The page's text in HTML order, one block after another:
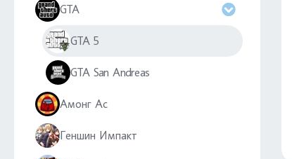
GTA
GTA 5
GTA San Andreas
Амонг Ас
Геншин Импакт